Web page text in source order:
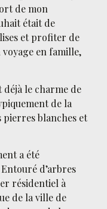
de mon
était de
et profiter de
en famille,
déjà le charme de
de la
pierres blanches et
a été
d’arbres
résidentiel à
de la ville de